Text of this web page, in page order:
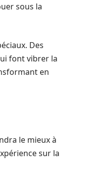
sous la
Des
font vibrer la
en
le mieux à
sur la